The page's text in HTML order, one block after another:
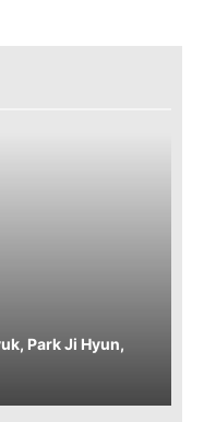
Park Ji Hyun,